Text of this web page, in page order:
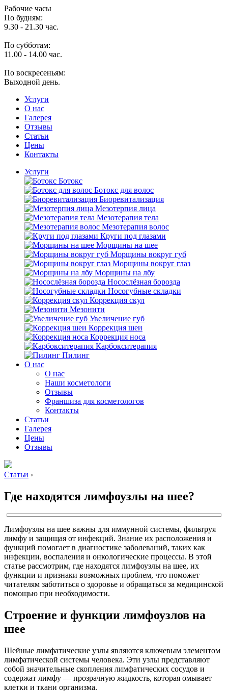
Рабочие часы
По будням:
9.30 - 21.30 час.
По субботам:
11.00 - 14.00 час.
По воскресеньям:
Выходной день.
Услуги
O нас
Галерея
Отзывы
Статьи
Цены
Контакты
Услуги
Ботокс
Ботокс для волос
Биоревитализация
Мезотерпия лица
Мезотерапия тела
Мезотерапия волос
Круги под глазами
Морщины на шее
Морщины вокруг губ
Морщины вокруг глаз
Морщины на лбу
Носослёзная борозда
Носогубные складки
Коррекция скул
Мезонити
Увеличение губ
Коррекция шеи
Коррекция носа
Карбокситерапия
Пилинг
O нас
O нас
Наши косметологи
Отзывы
Франшиза для косметологов
Контакты
Статьи
Галерея
Цены
Отзывы
Статьи ›
Где находятся лимфоузлы на шее?
Лимфоузлы на шее важны для иммунной системы, фильтруя
лимфу и защищая от инфекций. Знание их расположения и
функций помогает в диагностике заболеваний, таких как
инфекции, воспаления и онкологические процессы. В этой
статье рассмотрим, где находятся лимфоузлы на шее, их
функции и признаки возможных проблем, что поможет
читателям заботиться о здоровье и обращаться за медицинской
помощью при необходимости.
Строение и функции лимфоузлов на
шее
Шейные лимфатические узлы являются ключевым элементом
лимфатической системы человека. Эти узлы представляют
собой значительные скопления лимфатических сосудов и
содержат лимфу — прозрачную жидкость, которая омывает
клетки и ткани организма.